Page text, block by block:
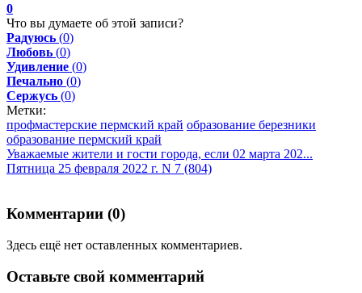
0
Что вы думаете об этой записи?
Радуюсь (0)
Любовь (0)
Удивление (0)
Печально (0)
Сержусь (0)
Метки:
профмастерские пермский край образование березники
образование пермский край
Уважаемые жители и гости города, если 02 марта 202...
Пятница 25 февраля 2022 г. N 7 (804)
Комментарии (0)
Здесь ещё нет оставленных комментариев.
Оставьте свой комментарий